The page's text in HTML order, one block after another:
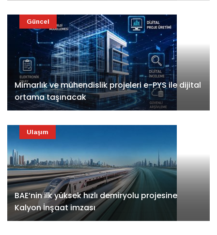
Mimarlık ve mühendislik projeleri e-PYS ile dijital
ortama taşınacak
Güncel
BAE’nin ilk yüksek hızlı demiryolu projesine
Kalyon İnşaat imzası
Ulaşım